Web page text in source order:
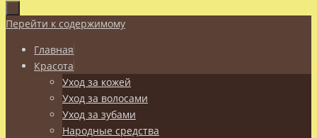
Перейти к содержимому
Главная
Красота
Уход за кожей
Уход за волосами
Уход за зубами
Народные средства